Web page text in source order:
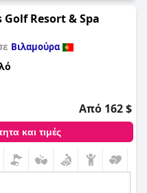
Golf Resort & Spa
Βιλαμούρα
Από 162 $
και τιμές